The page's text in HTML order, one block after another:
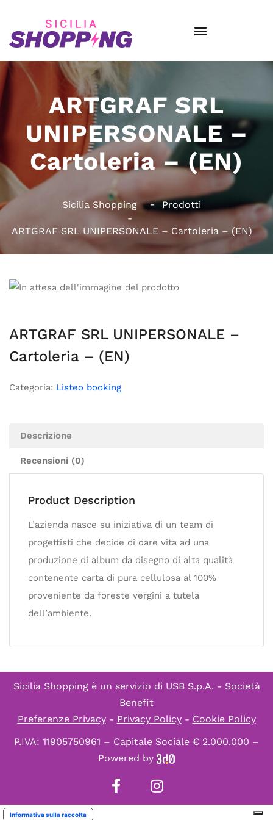
ARTGRAF SRL
UNIPERSONALE –
Cartoleria – (EN)
Sicilia Shopping Prodotti
ARTGRAF SRL UNIPERSONALE – Cartoleria – (EN)
ARTGRAF SRL UNIPERSONALE –
Cartoleria – (EN)
Categoria: Listeo booking
Descrizione
Recensioni (0)
Product Description
L’azienda nasce su iniziativa di un team di
progettisti che decide di dare vita ad una
produzione di album da disegno di alta qualità
contenente carta di pura cellulosa al 100%
proveniente da foreste vergini a tutela
dell’ambiente.
Sicilia Shopping è un servizio di USB S.p.A. - Società
Benefit
Preferenze Privacy- Privacy Policy- Cookie Policy
P.IVA: 11905750961 – Capitale Sociale € 2.000.000 –
Powered by
Informativa sulla raccolta